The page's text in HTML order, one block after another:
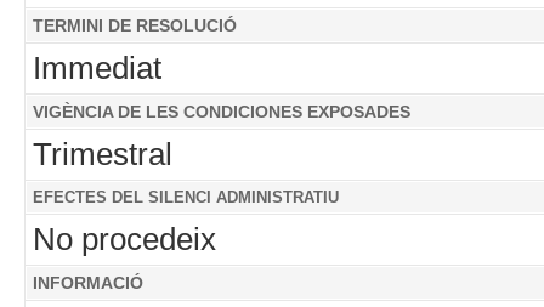
TERMINI DE RESOLUCIÓ
Immediat
VIGÈNCIA DE LES CONDICIONES EXPOSADES
Trimestral
EFECTES DEL SILENCI ADMINISTRATIU
No procedeix
INFORMACIÓ